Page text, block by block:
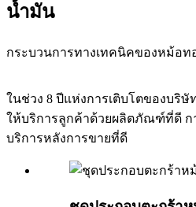
น้ำมัน
กระบวนการทางเทคนิคของหม้อท
ในช่วง 8 ปีแห่งการเติบโตของบริษั
ให้บริการลูกค้าด้วยผลิตภัณฑ์ที่ดี ก
บริการหลังการขายที่ดี